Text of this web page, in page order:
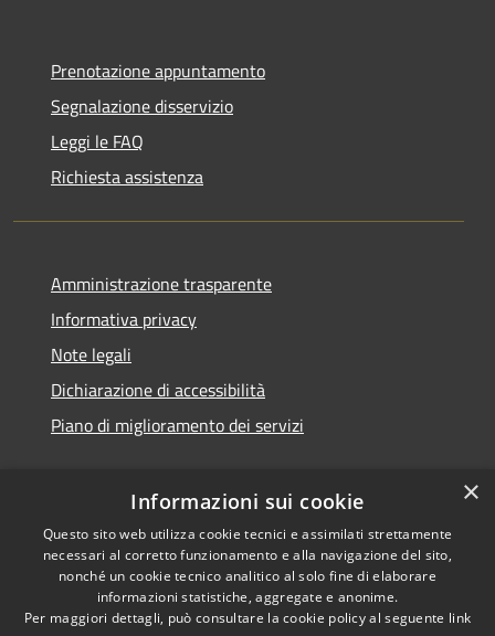
Prenotazione appuntamento
Segnalazione disservizio
Leggi le FAQ
Richiesta assistenza
Amministrazione trasparente
Informativa privacy
Note legali
Dichiarazione di accessibilità
Piano di miglioramento dei servizi
RSS
Accessibilità
Privacy
Cookie
Copyright © 2026 • Comune di
Treviglio • Powered by
Municipium•Accesso
redazione
×
Informazioni sui cookie
Questo sito web utilizza cookie tecnici e assimilati strettamente
necessari al corretto funzionamento e alla navigazione del sito,
nonché un cookie tecnico analitico al solo fine di elaborare
informazioni statistiche, aggregate e anonime.
Per maggiori dettagli, può consultare la cookie policy al seguente link